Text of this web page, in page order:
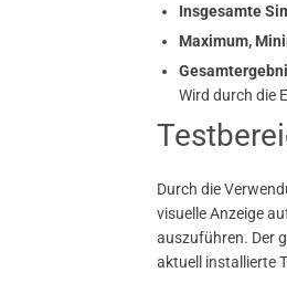
Insgesamte
Maximum,
Wird durch die
Durch die
visuelle Anzeige
auszuführen. Der
aktuell installierte